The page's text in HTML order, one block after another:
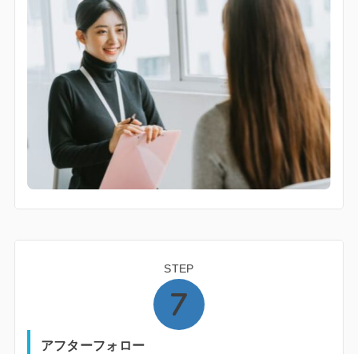
STEP
アフターフォロー